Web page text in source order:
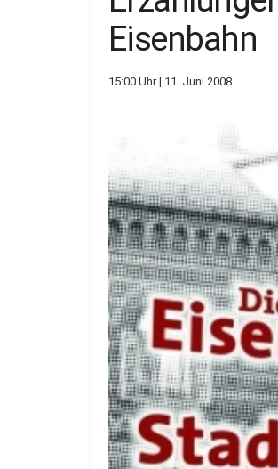
Eisenbahn
15:00 Uhr | 11. Juni 2008